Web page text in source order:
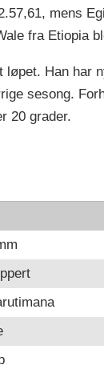
mens
fra Etiopia
løpet. Han har
sesong.
20 grader.